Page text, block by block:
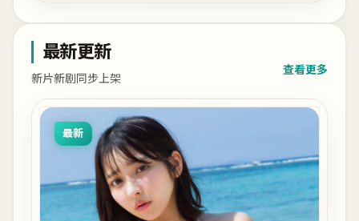
最新更新
新片新剧同步上架
查看更多
最新